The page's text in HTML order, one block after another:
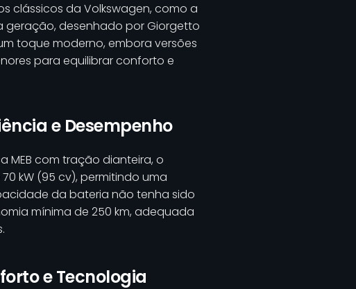
clássicos da Volkswagen, como a
geração, desenhado por Giorgetto
toque moderno, embora versões
para equilibrar conforto e
e Desempenho
MEB com tração dianteira, o
kW (95 cv), permitindo uma
da bateria não tenha sido
mínima de 250 km, adequada
e Tecnologia